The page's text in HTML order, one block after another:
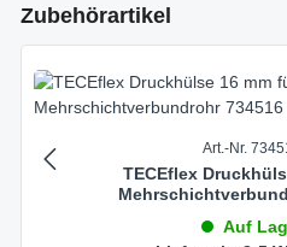
Produktgalerie überspringen
Zubehörartikel
Art.-Nr.
TECEflex
Auf